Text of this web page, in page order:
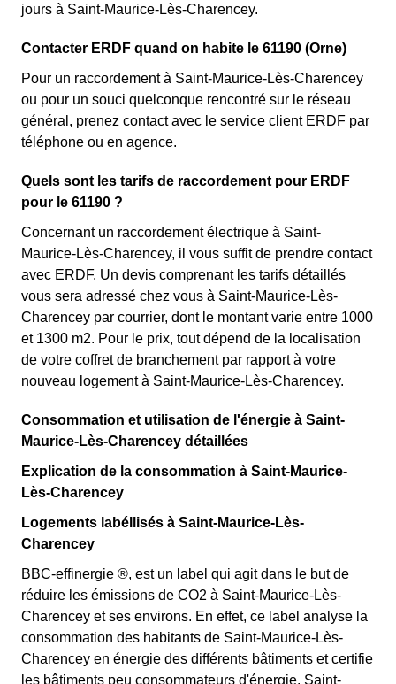
jours à Saint-Maurice-Lès-Charencey.
Contacter ERDF quand on habite le 61190 (Orne)
Pour un raccordement à Saint-Maurice-Lès-Charencey
ou pour un souci quelconque rencontré sur le réseau
général, prenez contact avec le service client ERDF par
téléphone ou en agence.
Quels sont les tarifs de raccordement pour ERDF
pour le 61190 ?
Concernant un raccordement électrique à Saint-
Maurice-Lès-Charencey, il vous suffit de prendre contact
avec ERDF. Un devis comprenant les tarifs détaillés
vous sera adressé chez vous à Saint-Maurice-Lès-
Charencey par courrier, dont le montant varie entre 1000
et 1300 m2. Pour le prix, tout dépend de la localisation
de votre coffret de branchement par rapport à votre
nouveau logement à Saint-Maurice-Lès-Charencey.
Consommation et utilisation de l'énergie à Saint-
Maurice-Lès-Charencey détaillées
Explication de la consommation à Saint-Maurice-
Lès-Charencey
Logements labéllisés à Saint-Maurice-Lès-
Charencey
BBC-effinergie ®, est un label qui agit dans le but de
réduire les émissions de CO2 à Saint-Maurice-Lès-
Charencey et ses environs. En effet, ce label analyse la
consommation des habitants de Saint-Maurice-Lès-
Charencey en énergie des différents bâtiments et certifie
les bâtiments peu consommateurs d'énergie. Saint-